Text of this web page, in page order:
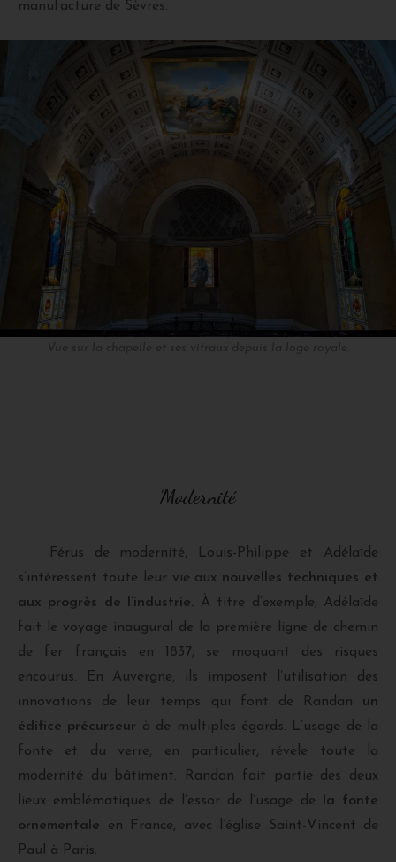
manufacture de Sèvres.
Modernité
Férus de modernité, Louis-Philippe et Adélaïde
s’intéressent toute leur vie aux nouvelles techniques et
aux progrès de l’industrie. À titre d’exemple, Adélaïde
fait le voyage inaugural de la première ligne de chemin
de fer français en 1837, se moquant des risques
encourus. En Auvergne, ils imposent l’utilisation des
innovations de leur temps qui font de Randan un
édifice précurseur
à de multiples égards. L’usage de la
fonte et du verre, en particulier, révèle toute la
modernité du bâtiment. Randan fait partie des deux
lieux emblématiques de l’essor de l’usage de
la fonte
ornementale en France, avec l’église Saint-Vincent de
Paul à Paris.